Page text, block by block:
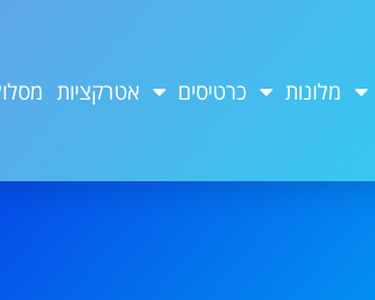
מלונות כרטיסים אטרקציות